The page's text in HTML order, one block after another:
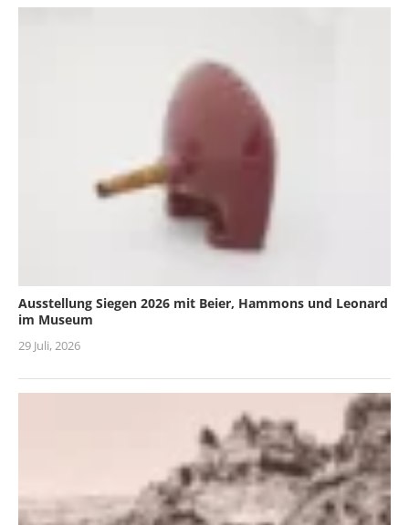
Ausstellung Siegen 2026 mit Beier, Hammons und Leonard
im Museum
29 Juli, 2026